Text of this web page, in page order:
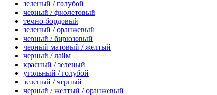
зеленый / голубой
черный / фиолетовый
темно-бордовый
зеленый / оранжевый
черный / бирюзовый
черный матовый / желтый
черный / лайм
красный / зеленый
угольный / голубой
зеленый / черный
черный / желтый / оранжевый